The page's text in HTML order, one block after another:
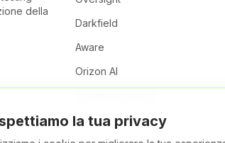
della
Darkfield
Aware
Orizon AI
la tua privacy